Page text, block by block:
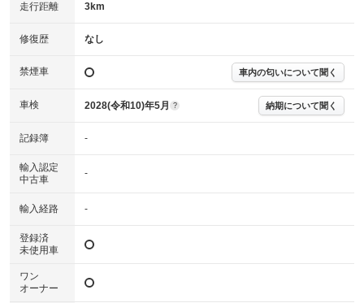
走行距離 3km
修復歴 なし
禁煙車 車内の匂いについて聞く
車検 2028(令和10)年5月 ? 納期について聞く
記録簿 -
輸入認定
中古車
-
輸入経路 -
登録済
未使用車
ワン
オーナー